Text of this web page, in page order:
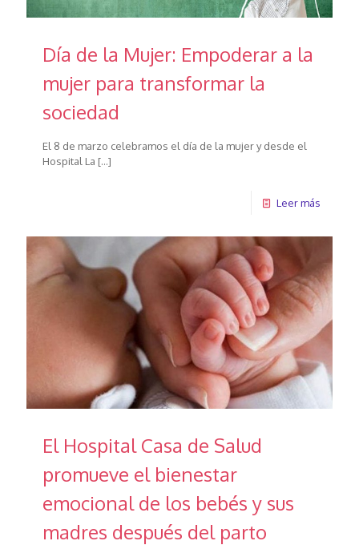
Día de la Mujer: Empoderar a la
mujer para transformar la
sociedad
El 8 de marzo celebramos el día de la mujer y desde el
Hospital La […]
Leer más
El Hospital Casa de Salud
promueve el bienestar
emocional de los bebés y sus
madres después del parto